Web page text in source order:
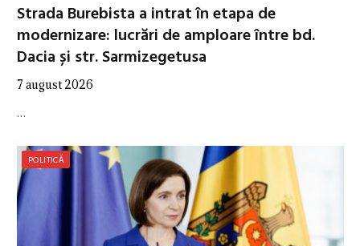
Strada Burebista a intrat în etapa de
modernizare: lucrări de amploare între bd.
Dacia și str. Sarmizegetusa
7 august 2026
…
POLITICĂ